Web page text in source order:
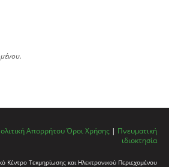
ΑπορρήτουΌροι Χρήσης | Πνευματική
ιδιοκτησία
Κέντρο Τεκμηρίωσης και Ηλεκτρονικού Περιεχομένου